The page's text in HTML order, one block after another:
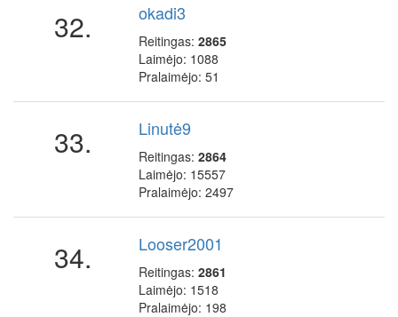
32. okadi3
Reitingas: 2865
Laimėjo: 1088
Pralaimėjo: 51
33. Linutė9
Reitingas: 2864
Laimėjo: 15557
Pralaimėjo: 2497
34. Looser2001
Reitingas: 2861
Laimėjo: 1518
Pralaimėjo: 198